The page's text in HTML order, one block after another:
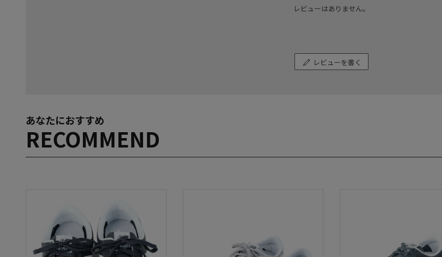
レビューはありません。
レビューを書く
あなたにおすすめ
RECOMMEND